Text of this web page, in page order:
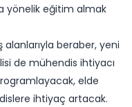
yönelik eğitim almak
alanlarıyla beraber, yeni
de mühendis ihtiyacı
elde
ihtiyaç artacak.